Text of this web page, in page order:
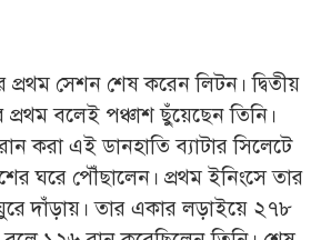
সেশন শেষ করেন লিটন। দ্বিতীয়
প্রথম বলেই পঞ্চাশ ছুঁয়েছেন তিনি।
করা এই ডানহাতি ব্যাটার সিলেটে
ঘরে পৌঁছালেন। প্রথম ইনিংসে তার
দাঁড়ায়। তার একার লড়াইয়ে ২৭৮